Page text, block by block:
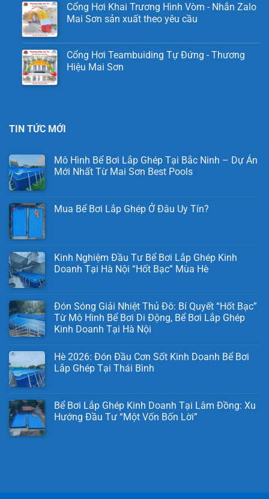
Cổng Hơi Khai Trương Hình Vòm - Nhắn Zalo
Mai Sơn sản xuất theo yêu cầu
Cổng Hơi Teambuiding Tự Đứng - Thương
Hiệu Mai Sơn
TIN TỨC MỚI
Mô Hình Bể Bơi Lắp Ghép Tại Bắc Ninh – Dự Án
Mới Nhất Từ Mai Sơn Best Pools
Mua Bể Bơi Lắp Ghép Ở Đâu Uy Tín?
Kinh Nghiệm Đầu Tư Bể Bơi Lắp Ghép Kinh
Doanh Tại Hà Nội “Hốt Bạc” Mùa Hè
Đón Sóng Giải Nhiệt Thủ Đô: Bí Quyết “Hốt Bạc”
Từ Mô Hình Bể Bơi Di Động, Bể Bơi Lắp Ghép
Kinh Doanh Tại Hà Nội
Hè 2026: Đón Đầu Cơn Sốt Kinh Doanh Bể Bơi
Lắp Ghép Tại Thái Bình
Bể Bơi Lắp Ghép Kinh Doanh Tại Lâm Đồng: Xu
Hướng Đầu Tư “Một Vốn Bốn Lời”